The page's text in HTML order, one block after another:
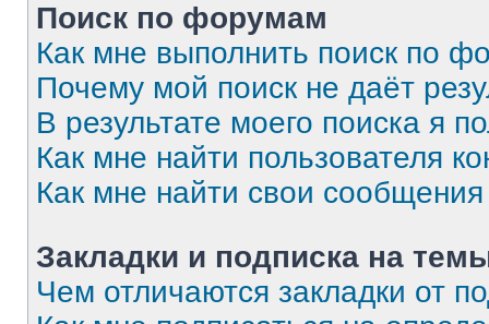
Поиск по форумам
Как мне выполнить поиск по
Почему мой поиск не даёт
В результате моего поиска я
Как мне найти пользователя
Как мне найти свои
Закладки и подписка на
Чем отличаются закладки от